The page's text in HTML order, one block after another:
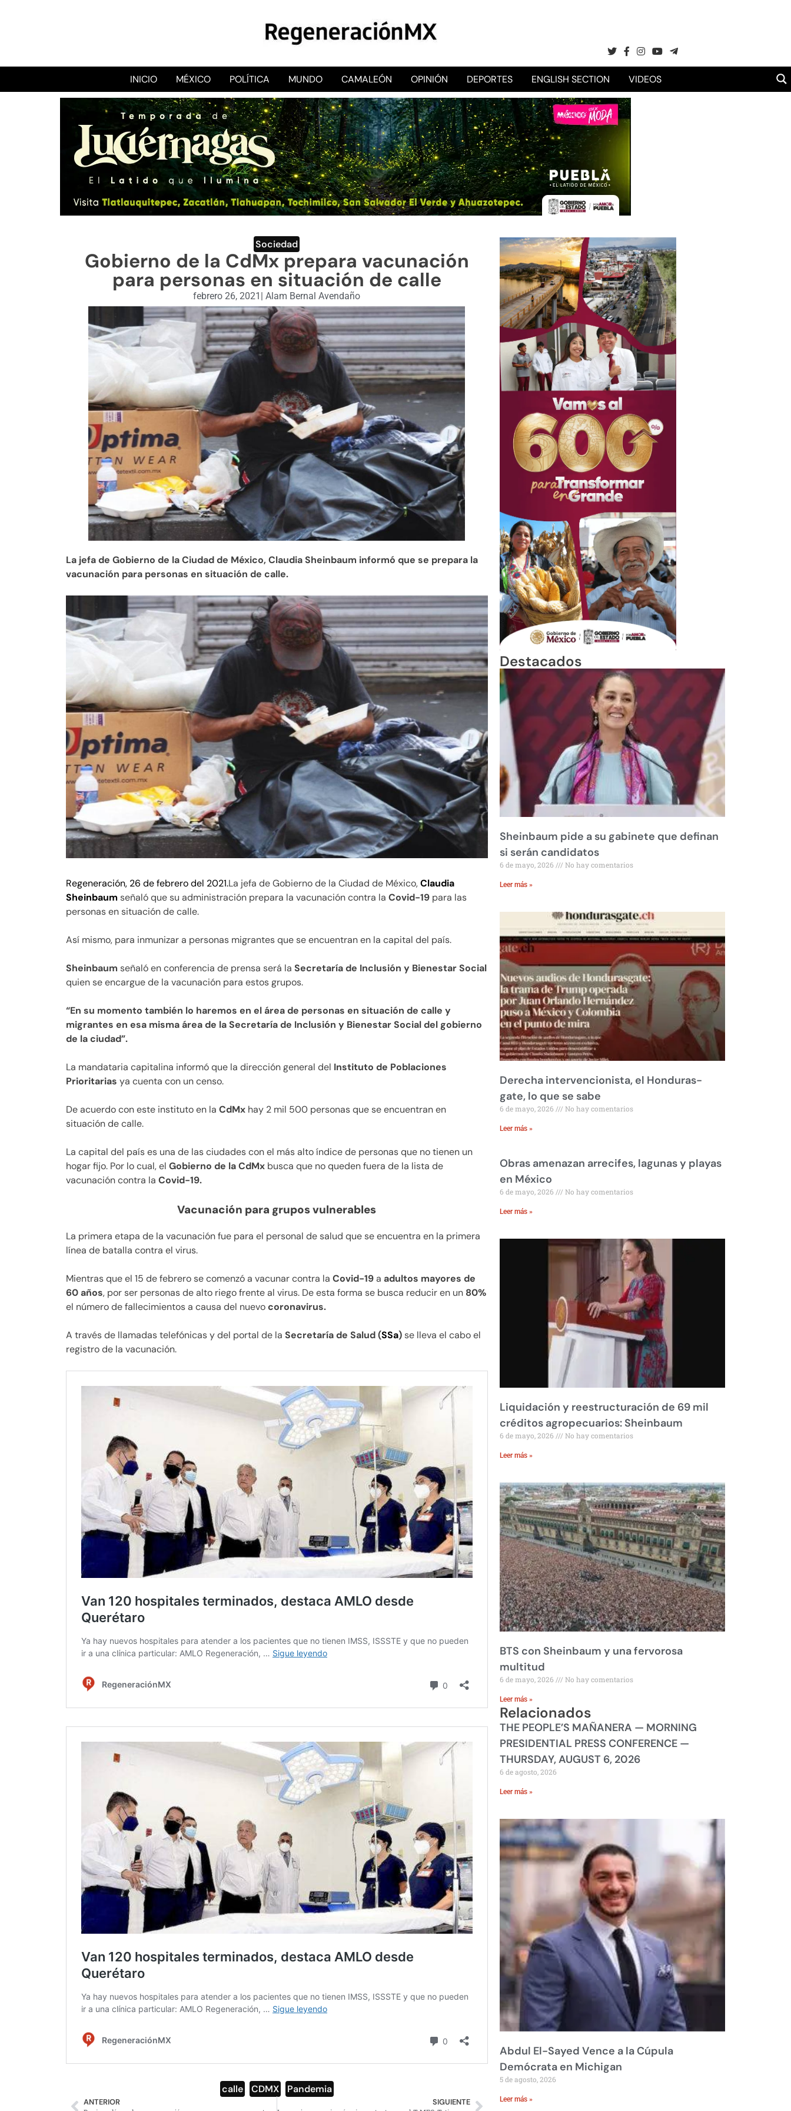
RegeneraciónMX
Sitio de noticias libre e independiente
INICIO MÉXICO POLÍTICA MUNDO CAMALEÓN OPINIÓN DEPORTES ENGLISH SECTION VIDEOS
Sociedad
Gobierno de la CdMx prepara vacunación
para personas en situación de calle
febrero 26, 2021 Alam Bernal Avendaño
La jefa de Gobierno de la Ciudad de México, Claudia Sheinbaum informó que se prepara la
vacunación para personas en situación de calle.
Regeneración, 26 de febrero del 2021.La jefa de Gobierno de la Ciudad de México,Claudia
Sheinbaumseñaló que su administración prepara la vacunación contra la Covid-19 para las
personas en situación de calle.
Así mismo, para inmunizar a personas migrantes que se encuentran en la capital del país.
Sheinbaum señaló en conferencia de prensa será la Secretaría de Inclusión y Bienestar Social
quien se encargue de la vacunación para estos grupos.
“En su momento también lo haremos en el área de personas en situación de calle y
migrantes en esa misma área de la Secretaría de Inclusión y Bienestar Social del gobierno
de la ciudad”.
La mandataria capitalina informó que la dirección general del Instituto de Poblaciones
Prioritarias ya cuenta con un censo.
De acuerdo con este instituto en la CdMx hay 2 mil 500 personas que se encuentran en
situación de calle.
La capital del país es una de las ciudades con el más alto índice de personas que no tienen un
hogar fijo. Por lo cual, el Gobierno de la CdMx busca que no queden fuera de la lista de
vacunación contra la Covid-19.
Vacunación para grupos vulnerables
La primera etapa de la vacunación fue para el personal de salud que se encuentra en la primera
línea de batalla contra el virus.
Mientras que el 15 de febrero se comenzó a vacunar contra la Covid-19a adultos mayores de
60 años, por ser personas de alto riego frente al virus. De esta forma se busca reducir en un 80%
el número de fallecimientos a causa del nuevocoronavirus.
A través de llamadas telefónicas y del portal de la Secretaría de Salud (SSa)se lleva el cabo el
registro de la vacunación.
calle CDMX Pandemia
ANTERIOR SIGUIENTE
Destacados
Sheinbaum pide a su gabinete que definan
si serán candidatos
6 de mayo, 2026 No hay comentarios
Leer más »
Derecha intervencionista, el Honduras-
gate, lo que se sabe
6 de mayo, 2026 No hay comentarios
Leer más »
Obras amenazan arrecifes, lagunas y playas
en México
6 de mayo, 2026 No hay comentarios
Leer más »
Liquidación y reestructuración de 69 mil
créditos agropecuarios: Sheinbaum
6 de mayo, 2026 No hay comentarios
Leer más »
BTS con Sheinbaum y una fervorosa
multitud
6 de mayo, 2026 No hay comentarios
Leer más »
Relacionados
THE PEOPLE’S MAÑANERA — MORNING
PRESIDENTIAL PRESS CONFERENCE —
THURSDAY, AUGUST 6, 2026
6 de agosto, 2026
Leer más »
Abdul El-Sayed Vence a la Cúpula
Demócrata en Michigan
5 de agosto, 2026
Leer más »